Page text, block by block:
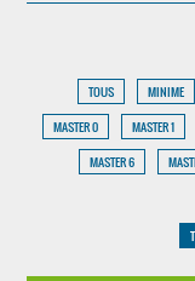
TOUS MINIME
MASTER 0
MASTER 1
MASTER 6